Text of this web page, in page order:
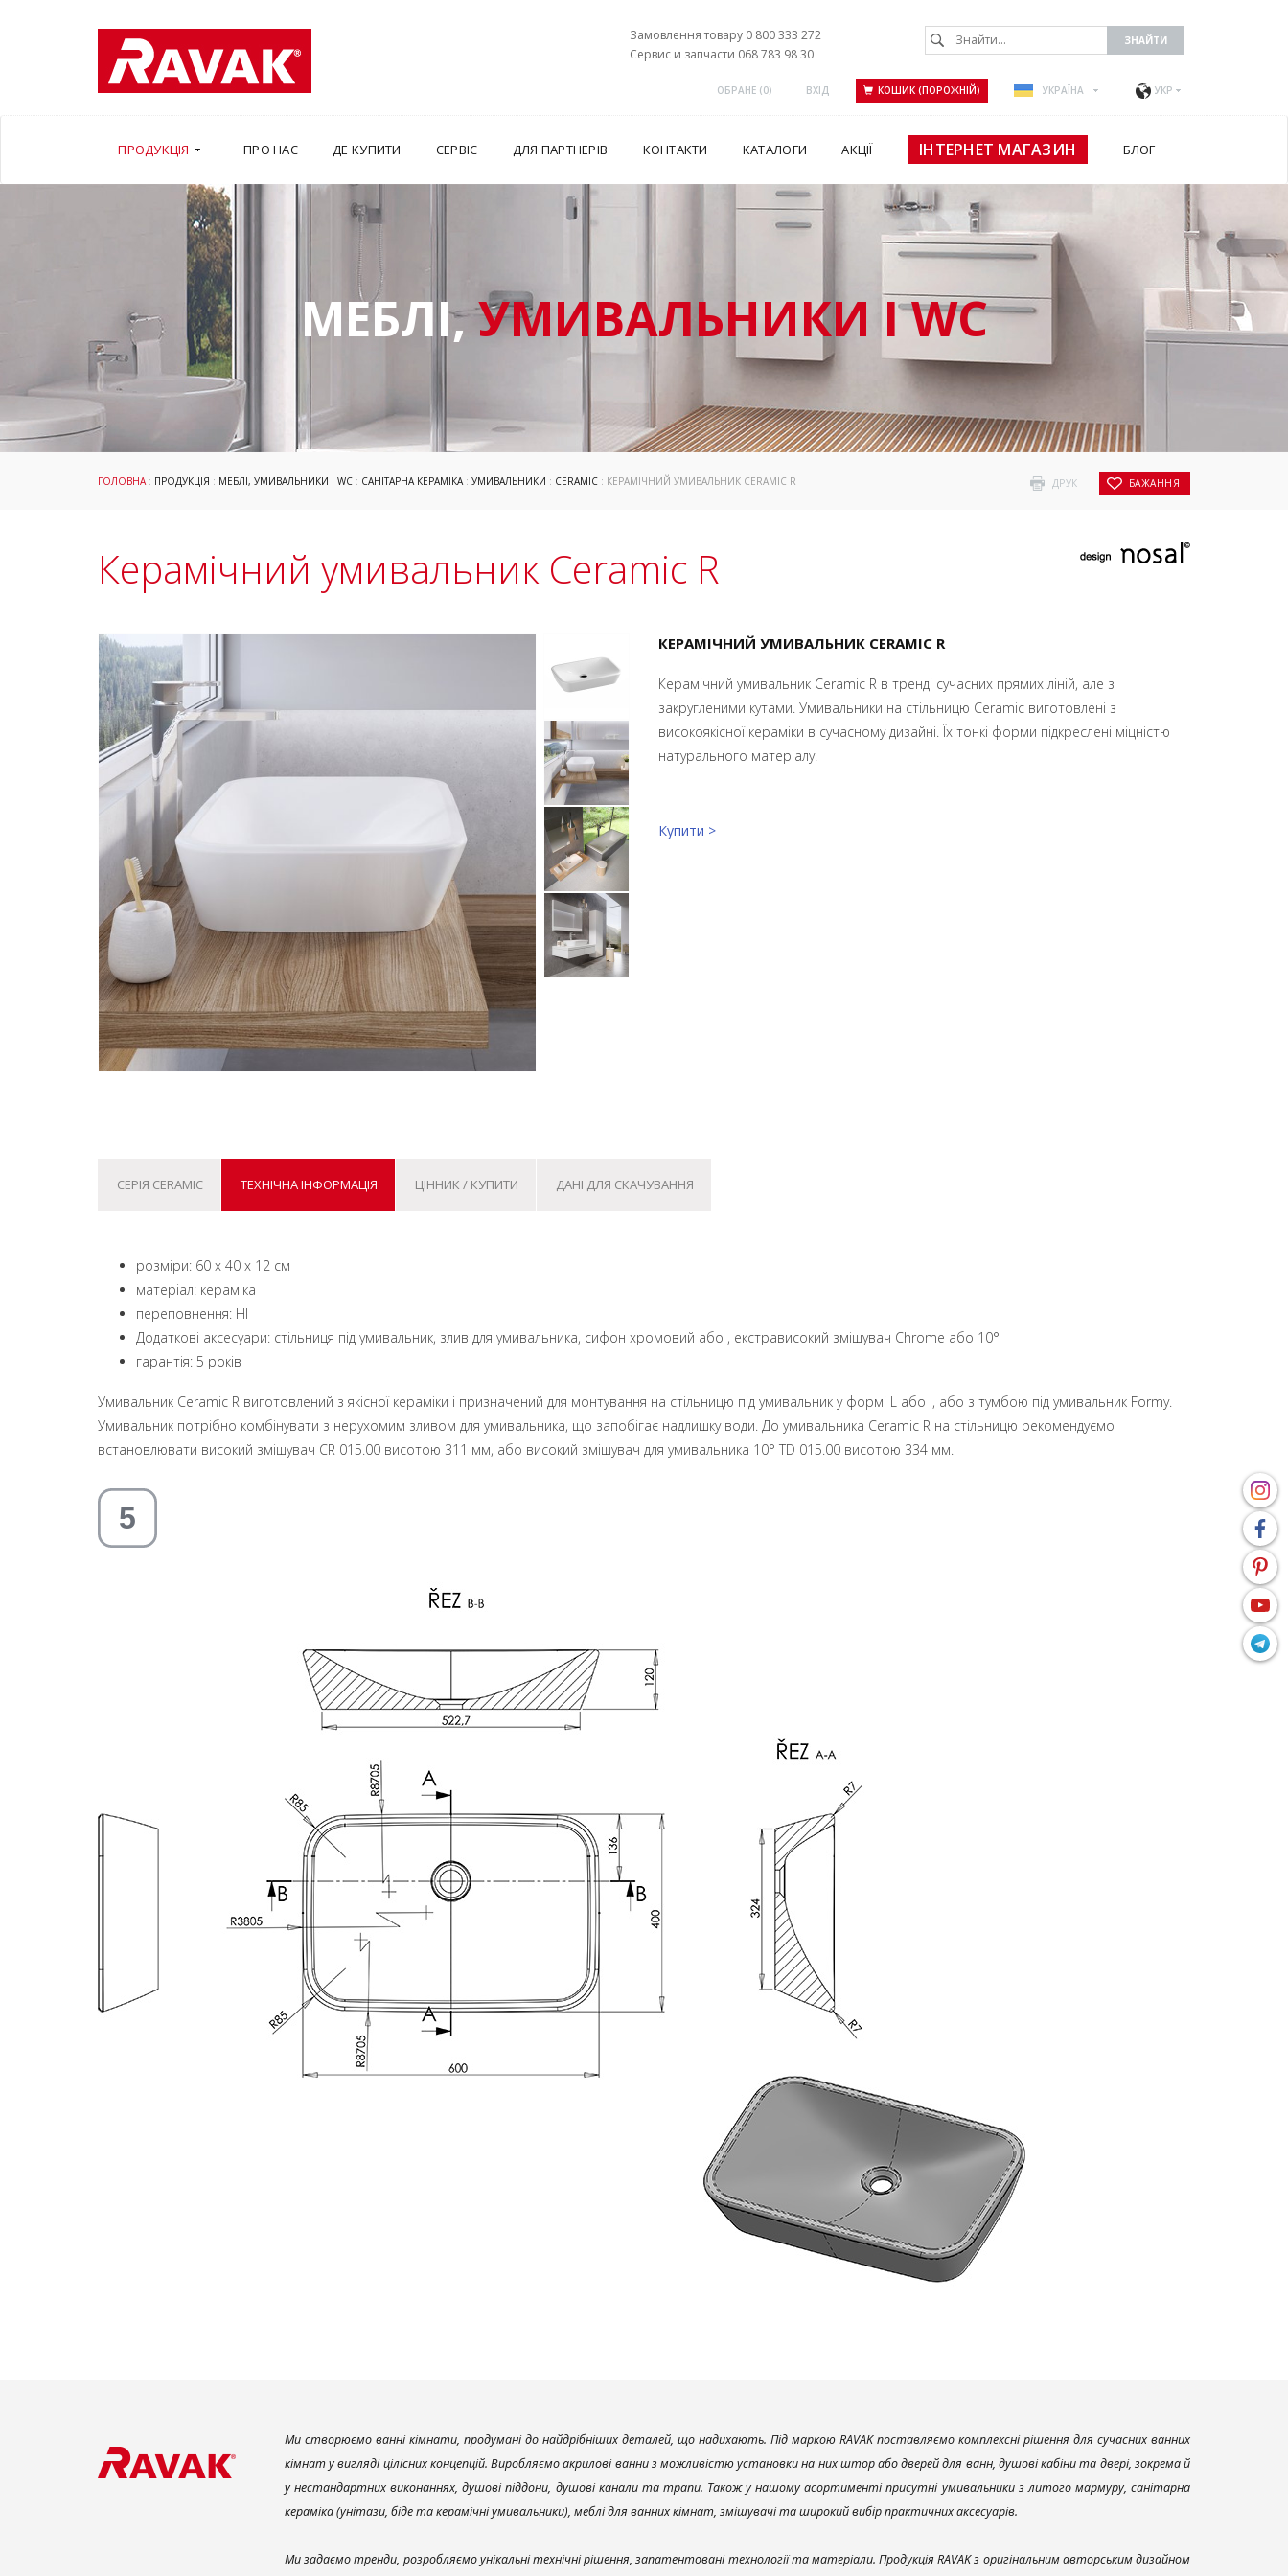
Замовлення товару 0 800 333 272
Сервис и запчасти 068 783 98 30
ОБРАНЕ (0) ВХІД КОШИК (ПОРОЖНІЙ) УКРАЇНА УКР
ПРОДУКЦІЯ ПРО НАС ДЕ КУПИТИ СЕРВІС ДЛЯ ПАРТНЕРІВ КОНТАКТИ КАТАЛОГИ АКЦІЇ ІНТЕРНЕТ МАГАЗИН БЛОГ
МЕБЛІ,УМИВАЛЬНИКИ І WC
ДРУК БАЖАННЯ
ГОЛОВНА: ПРОДУКЦІЯ : МЕБЛІ, УМИВАЛЬНИКИ І WC : САНІТАРНА КЕРАМІКА: УМИВАЛЬНИКИ : CERAMIC : КЕРАМІЧНИЙ УМИВАЛЬНИК CERAMIC R
Керамічний умивальник Ceramic R
КЕРАМІЧНИЙ УМИВАЛЬНИК CERAMIC R
Керамічний умивальник Ceramic R в тренді сучасних прямих ліній, але з
закругленими кутами. Умивальники на стільницю Ceramic виготовлені з
високоякісної кераміки в сучасному дизайні. Їх тонкі форми підкреслені міцністю
натурального матеріалу.
Купити >
СЕРІЯ CERAMIC ТЕХНІЧНА ІНФОРМАЦІЯ ЦІННИК / КУПИТИ ДАНІ ДЛЯ СКАЧУВАННЯ
розміри: 60 x 40 x 12 см
матеріал: кераміка
переповнення: НІ
Додаткові аксесуари: стільниця під умивальник, злив для умивальника, сифон хромовий або , екстрависокий змішувач Chrome або 10°
гарантія: 5 років
Умивальник Ceramic R виготовлений з якісної кераміки і призначений для монтування на стільницю під умивальник у формі L або I, або з тумбою під умивальник Formy.
Умивальник потрібно комбінувати з нерухомим зливом для умивальника, що запобігає надлишку води. До умивальника Ceramic R на стільницю рекомендуємо
встановлювати високий змішувач CR 015.00 висотою 311 мм, або високий змішувач для умивальника 10° TD 015.00 висотою 334 мм.
Ми створюємо ванні кімнати, продумані до найдрібніших деталей, що надихають. Під маркою RAVAK поставляємо комплексні рішення для сучасних ванних
кімнат у вигляді цілісних концепцій. Виробляємо акрилові ванни з можливістю установки на них штор або дверей для ванн, душові кабіни та двері, зокрема й
у нестандартних виконаннях, душові піддони, душові канали та трапи. Також у нашому асортименті присутні умивальники з литого мармуру, санітарна
кераміка (унітази, біде та керамічні умивальники), меблі для ванних кімнат, змішувачі та широкий вибір практичних аксесуарів.
Ми задаємо тренди, розробляємо унікальні технічні рішення, запатентовані технології та матеріали. Продукція RAVAK з оригінальним авторським дизайном